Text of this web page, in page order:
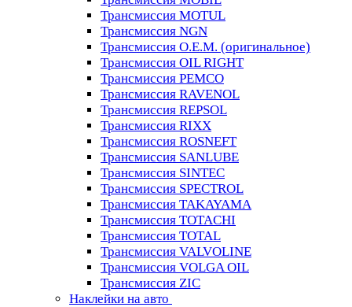
Трансмиссия MOTUL
Трансмиссия NGN
Трансмиссия O.E.M. (оригинальное)
Трансмиссия OIL RIGHT
Трансмиссия PEMCO
Трансмиссия RAVENOL
Трансмиссия REPSOL
Трансмиссия RIXX
Трансмиссия ROSNEFT
Трансмиссия SANLUBE
Трансмиссия SINTEC
Трансмиссия SPECTROL
Трансмиссия TAKAYAMA
Трансмиссия TOTACHI
Трансмиссия TOTAL
Трансмиссия VALVOLINE
Трансмиссия VOLGA OIL
Трансмиссия ZIC
Наклейки на авто